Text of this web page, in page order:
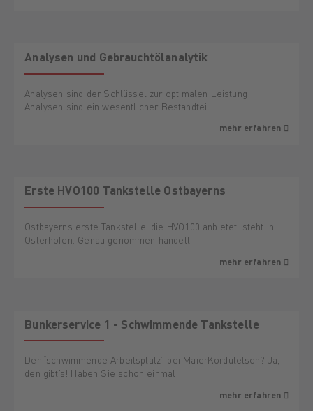
Analysen und Gebrauchtölanalytik
Analysen sind der Schlüssel zur optimalen Leistung!
Analysen sind ein wesentlicher Bestandteil …
mehr erfahren
Erste HVO100 Tankstelle Ostbayerns
Ostbayerns erste Tankstelle, die HVO100 anbietet, steht in
Osterhofen. Genau genommen handelt …
mehr erfahren
Bunkerservice 1 - Schwimmende Tankstelle
Der “schwimmende Arbeitsplatz” bei MaierKorduletsch? Ja,
den gibt’s! Haben Sie schon einmal …
mehr erfahren